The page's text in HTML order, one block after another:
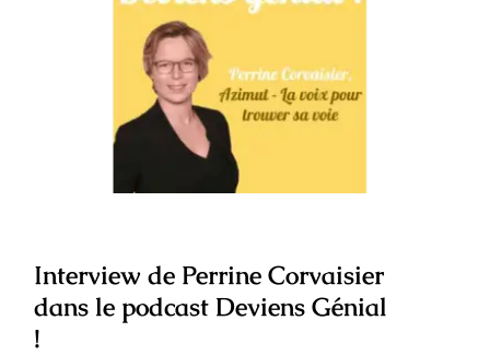
Interview de Perrine Corvaisier dans le
podcast Deviens Génial !
Interview de Perrine Corvaisier
dans le podcast Deviens Génial
!